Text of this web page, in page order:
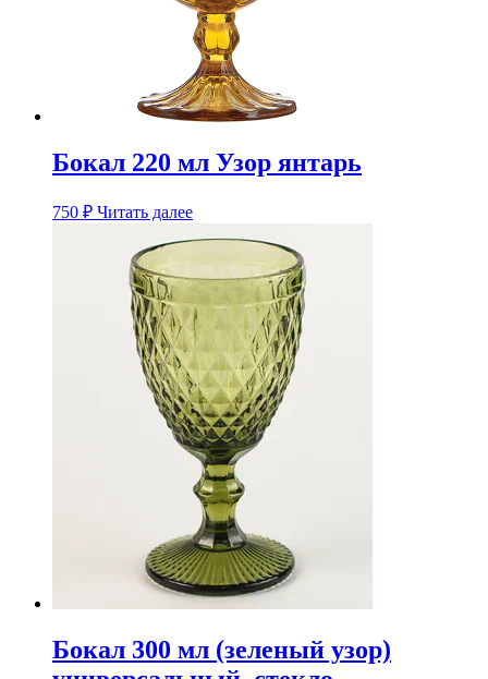
Бокал 220 мл Узор янтарь
750 ₽ Читать далее
Бокал 300 мл (зеленый узор)